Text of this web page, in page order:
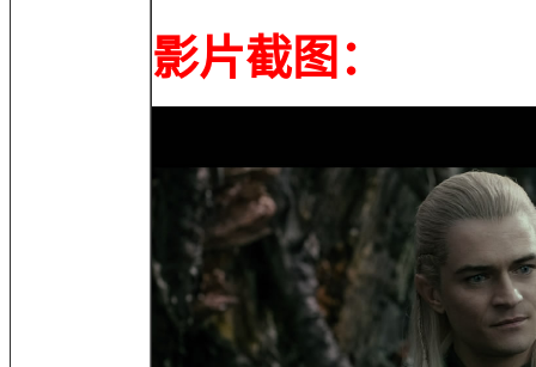
影片截图：